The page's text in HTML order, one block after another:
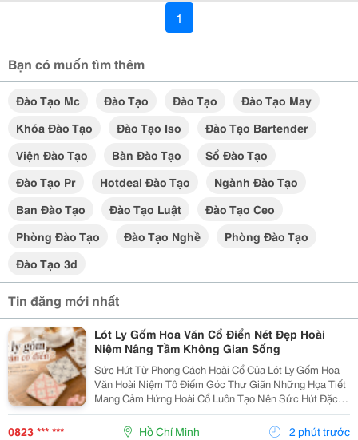
1
Bạn có muốn tìm thêm
Đào Tạo Mc Đào Tạo Đào Tạo
Đào Tạo May
Khóa Đào Tạo
Đào Tạo Iso
Đào Tạo Bartender
Viện Đào Tạo
Bàn Đào Tạo
Sổ Đào Tạo
Đào Tạo Pr
Hotdeal Đào Tạo
Ngành Đào Tạo
Ban Đào Tạo
Đào Tạo Luật
Đào Tạo Ceo
Phòng Đào Tạo
Đào Tạo Nghề
Phòng Đào Tạo
Đào Tạo 3d
Tin đăng mới nhất
Lót Ly Gốm Hoa Văn Cổ Điển Nét Đẹp Hoài
Niệm Nâng Tầm Không Gian Sống
Sức Hút Từ Phong Cách Hoài Cổ Của Lót Ly Gốm Hoa
Văn Hoài Niệm Tô Điểm Góc Thư Giãn Những Họa Tiết
Mang Cảm Hứng Hoài Cổ Luôn Tạo Nên Sức Hút Đặc
Biệt Trong Trang Trí Nội Thất. Một Chiếc Lót Ly Gốm Hoa
Văn Cổ Điển Với Đường Nét Đối Xứng, Hoa Văn...
0823 *** *** Hồ Chí Minh 2 phút trước